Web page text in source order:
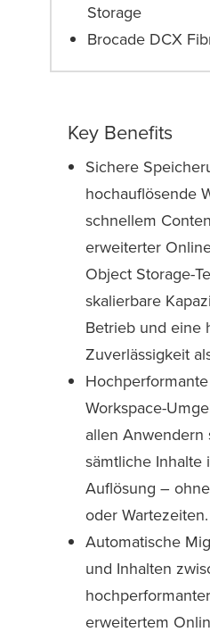
Storage
Brocade DCX
Key Benefits
Sichere
hochauflösende
schnellem
erweiterter
Object Storage-
skalierbare
Betrieb und eine
Zuverlässigkeit
Workspace-
allen
sämtliche Inhalte
Auflösung –
oder Wartezeiten.
Automatische
und Inhalten
erweitertem